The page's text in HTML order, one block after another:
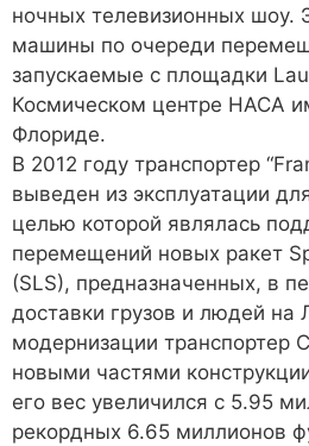
ночных телевизионных шоу.
машины по очереди
запускаемые с площадки
Космическом центре НАСА
Флориде.
В 2012 году транспортер
выведен из эксплуатации
целью которой являлась
перемещений новых ракет
(SLS), предназначенных, в
доставки грузов и людей на
модернизации транспортер
новыми частями
его вес увеличился с 5.95
рекордных 6.65 миллионов